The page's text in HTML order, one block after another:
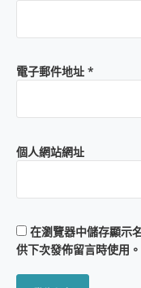
電子郵件地址 *
個人網站網址
在瀏覽器中儲存顯示
供下次發佈留言時使用。